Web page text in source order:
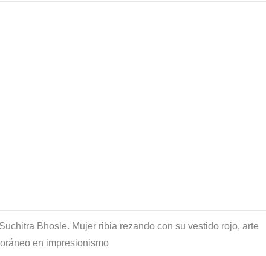
Bhosle. Mujer ribia rezando con su vestido rojo, arte
en impresionismo